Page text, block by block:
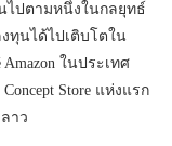
ไปตามหนึ่งในกลยุทธ์
งทุนได้ไปเติบโตใน
ในประเทศ
Store แห่งแรก
าว